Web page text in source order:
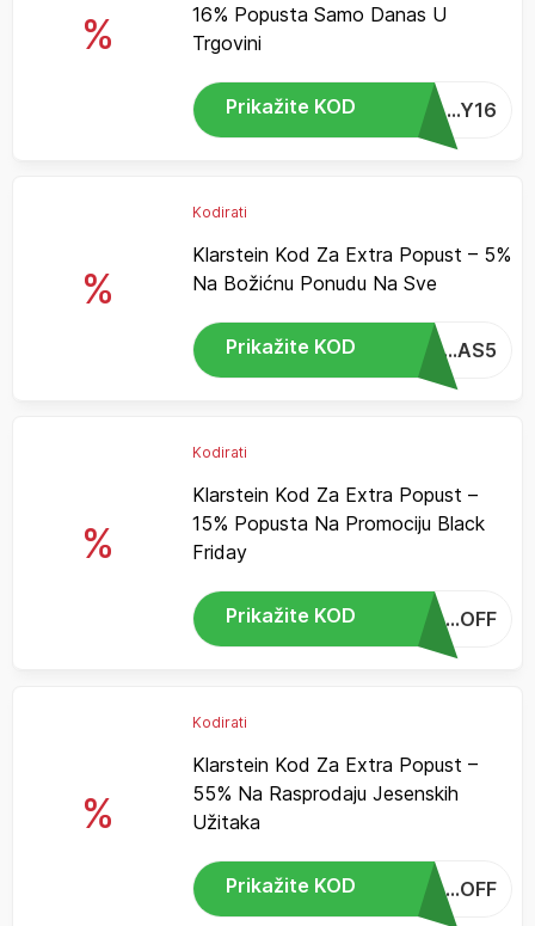
%
16% Popusta Samo Danas U
Trgovini
Prikažite KOD ...Y16
%
Kodirati
Klarstein Kod Za Extra Popust – 5%
Na Božićnu Ponudu Na Sve
Prikažite KOD ...AS5
%
Kodirati
Klarstein Kod Za Extra Popust –
15% Popusta Na Promociju Black
Friday
Prikažite KOD ...OFF
%
Kodirati
Klarstein Kod Za Extra Popust –
55% Na Rasprodaju Jesenskih
Užitaka
Prikažite KOD ...OFF